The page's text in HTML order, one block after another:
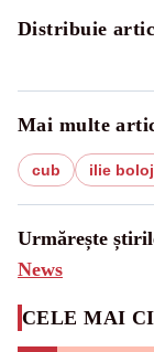
Distribuie
Mai multe
cub ilie
Urmărește
News
CELE MAI